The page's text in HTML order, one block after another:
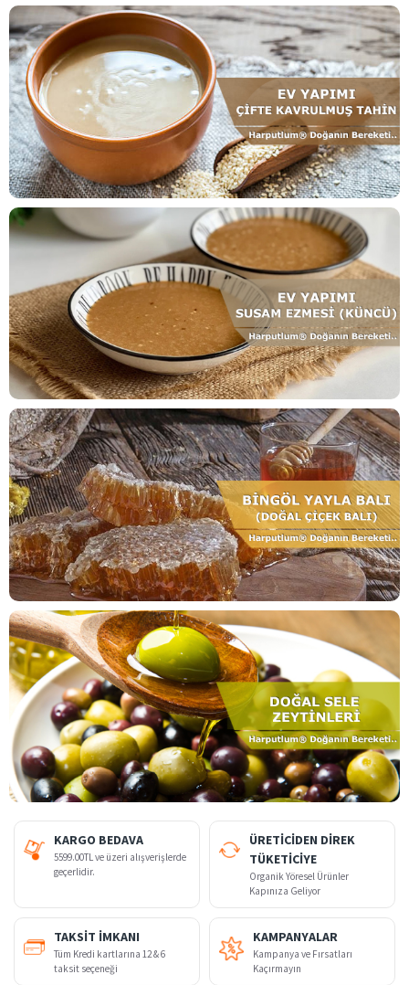
KARGO BEDAVA
5599.00TL ve üzeri alışverişlerde
geçerlidir.
ÜRETİCİDEN DİREK
TÜKETİCİYE
Organik Yöresel Ürünler
Kapınıza Geliyor
TAKSIT İMKANI
Tüm Kredi kartlarına 12 & 6
taksit seçeneği
KAMPANYALAR
Kampanya ve Fırsatları
Kaçırmayın